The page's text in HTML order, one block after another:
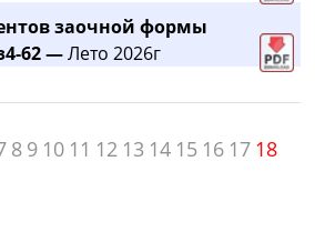
заочной формы
62 —Лето 2026г
8 9 10 11 12 13 14 15 16 17 18